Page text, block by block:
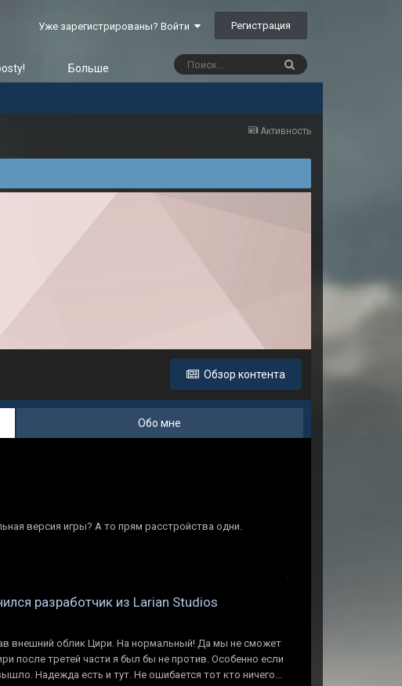
Уже зарегистрированы? Войти Регистрация
Больше
Активность
Обзор контента
Обо мне
версия игры? А то прям расстройства одни.
разработчик из Larian Studios
внешний облик Цири. На нормальный! Да мы не сможет
после третей части я был бы не против. Особенно если
Надежда есть и тут. Не ошибается тот кто ничего...